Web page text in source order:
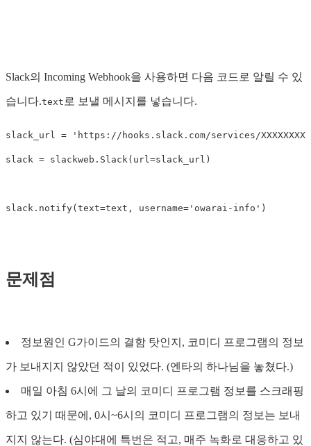
Slack의 Incoming Webhook을 사용하면 다음 코드로 알릴 수 있
습니다.text 로 보낼 메시지를 넣습니다.
slack_url = 'https://hooks.slack.com/services/
slack = slackweb . Slack( url=slack_url )
slack . notify( text=text , username= 'owarai-info' )
문제점
정보원인 G가이드의 결함 탓인지, 코미디 프로그램의 정보
가 보내지지 않았던 적이 있었다. (엔타의 하나님을 놓쳤다.)
매일 아침 6시에 그 날의 코미디 프로그램 정보를 스크래핑
하고 있기 때문에, 0시~6시의 코미디 프로그램의 정보는 보내
지지 않는다. (심야대에 특번은 적고, 매주 녹화로 대응하고 있